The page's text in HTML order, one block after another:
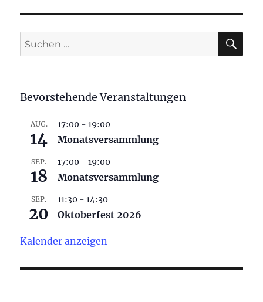
Suchen
nach:
Bevorstehende Veranstaltungen
AUG.
14
17:00 -19:00
Monatsversammlung
SEP.
18
17:00 -19:00
Monatsversammlung
SEP.
20
11:30 -14:30
Oktoberfest 2026
Kalender anzeigen